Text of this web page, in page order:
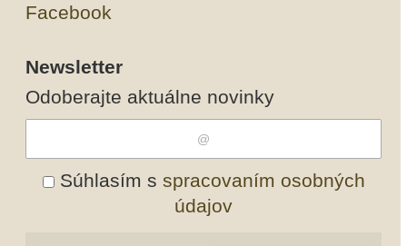
Facebook
Newsletter
Odoberajte aktuálne novinky
Súhlasím s spracovaním osobných
údajov